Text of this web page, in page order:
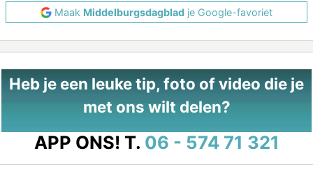
Maak Middelburgsdagblad je Google-favoriet
Heb je een leuke tip, foto of video die je
met ons wilt delen?
APP ONS! T. 06 - 574 71 321